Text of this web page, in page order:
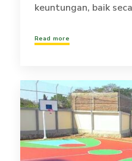
keuntungan, baik
Read more